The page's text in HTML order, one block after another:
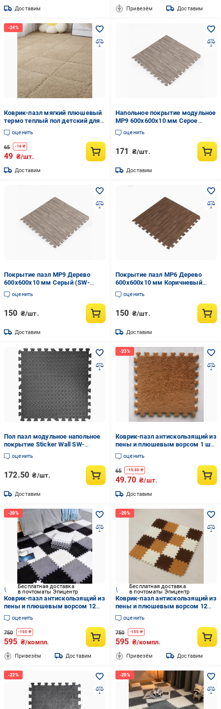
Доставим Привезём Доставим
Коврик-пазл мягкий плюшевый
термо теплый пол детский для
дома в детскую комнату один
цвет 30х30 см Бежевый
оценить
65 -16 ₴
49 ₴/шт.
Доставим
Напольное покрытие модульное
МР9 600x600x10 мм Серое
дерево (SW-00000209)
оценить
171 ₴/шт.
Доставим
Покрытие пазл МР9 Дерево
600x600x10 мм Серый (SW-
00000209)
оценить
150 ₴/шт.
Доставим
Покрытие пазл МР6 Дерево
600x600x10 мм Коричневый
(SW-00000204)
оценить
150 ₴/шт.
Доставим
Пол пазл модульное напольное
покрытие Sticker Wall SW-
00001169 600x600x10 мм
Черный
оценить
172.50 ₴/шт.
Доставим
Коврик-пазл антискользящий из
пены и плюшевым ворсом 1 шт.
30х30 см Camel
оценить
65 -15.30 ₴
49.70 ₴/шт.
Доставим
Бесплатная доставка
в почтоматы Эпицентр
Коврик-пазл антискользящий из
пены и плюшевым ворсом 12
шт. 30х30 см 4/4/4 шт.
Black/White/Grey
оценить
750 -155 ₴
595 ₴/компл.
Привезём Доставим
Бесплатная доставка
в почтоматы Эпицентр
Коврик-пазл антискользящий из
пены и плюшевым ворсом 12
шт. 30х30 см 4/4/4 шт.
White/Brown/Camel
оценить
750 -155 ₴
595 ₴/компл.
Привезём Доставим